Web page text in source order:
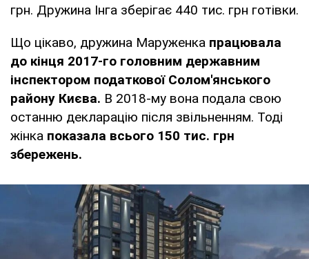
грн. Дружина Інга зберігає 440 тис. грн готівки.
Що цікаво, дружина Маруженка працювала
до кінця 2017-го головним державним
інспектором податкової Солом'янського
району Києва. В 2018-му вона подала свою
останню декларацію після звільненням. Тоді
жінка показала всього 150 тис. грн
збережень.